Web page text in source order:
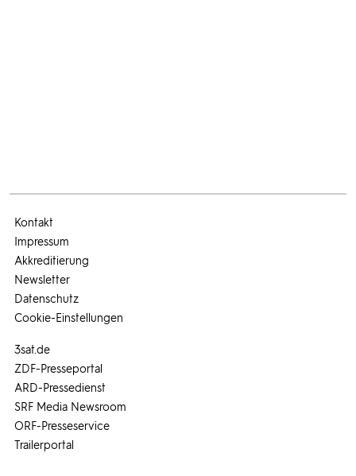
3sat.de
ZDF-Presseportal
ARD-Pressedienst
SRF Media Newsroom
ORF-Presseservice
Trailerportal
Kontakt
Impressum
Akkreditierung
Newsletter
Datenschutz
Cookie-Einstellungen